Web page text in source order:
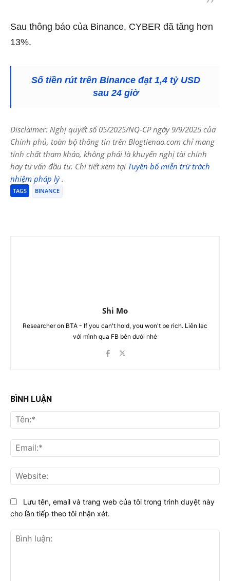
Sau thông báo của Binance, CYBER đã tăng hơn
13%.
Số tiền rút trên Binance đạt 1,4 tỷ USD
sau 24 giờ
Disclaimer: Nghị quyết số 05/2025/NQ-CP ngày 9/9/2025 của
Chính phủ, toàn bộ thông tin trên Blogtienao.com chỉ mang
tính chất tham khảo, không phải là khuyến nghị tài chính
hay tư vấn đầu tư. Chi tiết xem tại Tuyên bố miễn trừ trách
nhiệm pháp lý.
TAGS BINANCE
Shi Mo
Researcher on BTA - If you can't hold, you won't be rich. Liên lạc
với mình qua FB bên dưới nhé
BÌNH LUẬN
Lưu tên, email và trang web của tôi trong trình duyệt này
cho lần tiếp theo tôi nhận xét.